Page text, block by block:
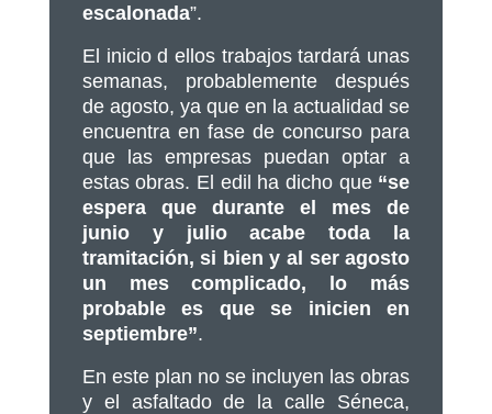
escalonada”.
El inicio d ellos trabajos tardará unas
semanas, probablemente después
de agosto, ya que en la actualidad se
encuentra en fase de concurso para
que las empresas puedan optar a
estas obras. El edil ha dicho que “se
espera que durante el mes de
junio y julio acabe toda la
tramitación, si bien y al ser agosto
un mes complicado, lo más
probable es que se inicien en
septiembre”.
En este plan no se incluyen las obras
y el asfaltado de la calle Séneca,